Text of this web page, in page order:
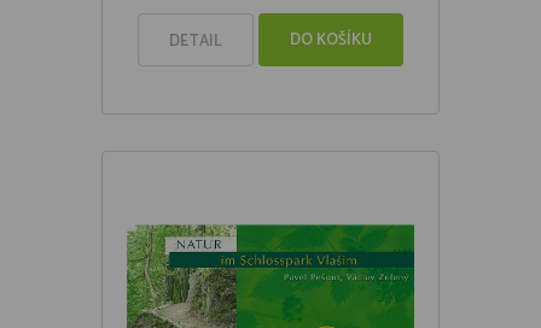
DETAIL DO KOŠÍKU